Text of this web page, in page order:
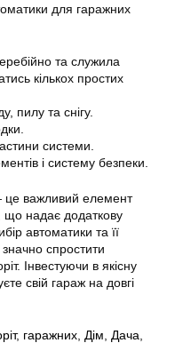
для гаражних
та служила
кількох простих
пилу та снігу.
системи.
і систему безпеки.
це важливий елемент
надає додаткову
автоматики та її
спростити
Інвестуючи в якісну
свій гараж на довгі
, гаражних Дім Дача